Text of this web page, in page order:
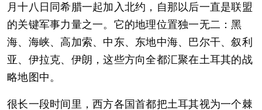
月十八日同希腊一起加入北约，自那以后一直是联盟
的关键军事力量之一。它的地理位置独一无二：黑
海、海峡、高加索、中东、东地中海、巴尔干、叙利
亚、伊拉克、伊朗，这些方向全都汇聚在土耳其的战
略地图中。
很长一段时间里，西方各国首都把土耳其视为一个棘